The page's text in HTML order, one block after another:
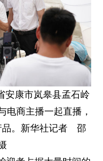
安康市岚皋县孟石岭
电商主播一起直播，
品。新华社记者 邵